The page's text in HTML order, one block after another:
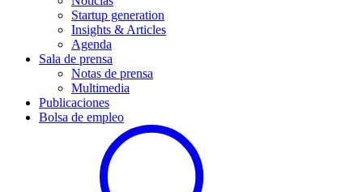
Startup generation
Insights & Articles
Agenda
Sala de prensa
Notas de prensa
Multimedia
Publicaciones
Bolsa de empleo